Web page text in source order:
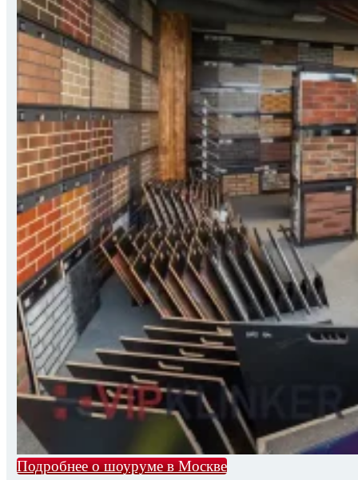
Подробнее о шоуруме в Москве